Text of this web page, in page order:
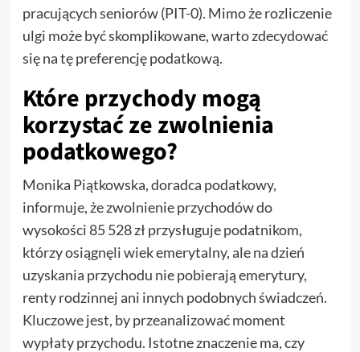
pracujących seniorów (PIT-0). Mimo że rozliczenie
ulgi może być skomplikowane, warto zdecydować
się na tę preferencję podatkową.
Które przychody mogą
korzystać ze zwolnienia
podatkowego?
Monika Piątkowska, doradca podatkowy,
informuje, że zwolnienie przychodów do
wysokości 85 528 zł przysługuje podatnikom,
którzy osiągnęli wiek emerytalny, ale na dzień
uzyskania przychodu nie pobierają emerytury,
renty rodzinnej ani innych podobnych świadczeń.
Kluczowe jest, by przeanalizować moment
wypłaty przychodu. Istotne znaczenie ma, czy